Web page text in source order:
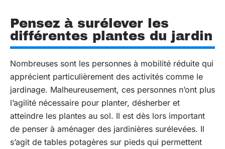
Pensez à surélever les
différentes plantes du jardin
Nombreuses sont les personnes à mobilité réduite qui
apprécient particulièrement des activités comme le
jardinage. Malheureusement, ces personnes n’ont plus
l’agilité nécessaire pour planter, désherber et
atteindre les plantes au sol. Il est dès lors important
de penser à aménager des jardinières surélevées. Il
s’agit de tables potagères sur pieds qui permettent